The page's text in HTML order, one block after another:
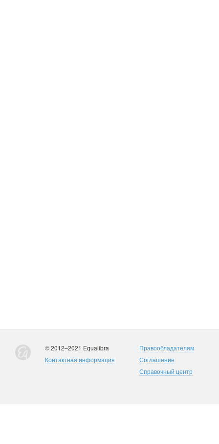
© 2012–2021 Equalibra
Контактная информация
Правообладателям
Соглашение
Справочный центр